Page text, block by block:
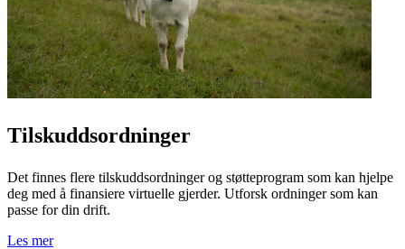
Tilskuddsordninger
Det finnes flere tilskuddsordninger og støtteprogram som kan hjelpe
deg med å finansiere virtuelle gjerder. Utforsk ordninger som kan
passe for din drift.
Les mer